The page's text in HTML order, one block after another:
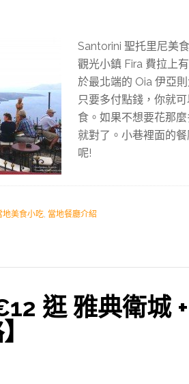
Santorini 聖托里尼美
觀光小鎮 Fira 費拉上
於最北端的 Oia 伊亞
只要多付點錢，你就
食。如果不想要花那
就對了。小巷裡面的
呢!
地美食小吃, 當地餐廳介紹
逛 雅典衛城